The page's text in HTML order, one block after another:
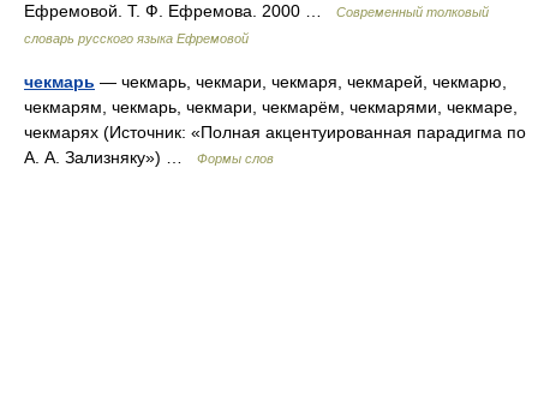
Ефремовой. Т. Ф. Ефремова. 2000 …
Современный толковый
словарь русского языка Ефремовой
чекмарь — чекмарь, чекмари, чекмаря, чекмарей, чекмарю,
чекмарям, чекмарь, чекмари, чекмарём, чекмарями, чекмаре,
чекмарях (Источник: «Полная акцентуированная парадигма по
А. А. Зализняку») …
Формы слов